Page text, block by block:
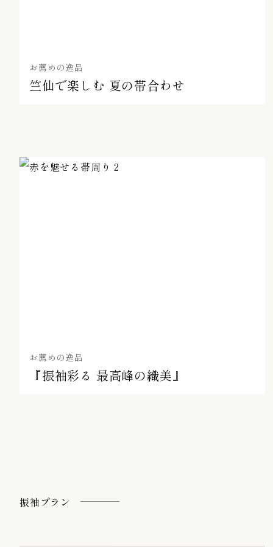
お薦めの逸品
竺仙で楽しむ 夏の帯合わせ
お薦めの逸品
『振袖彩る 最高峰の織美』
振袖プラン